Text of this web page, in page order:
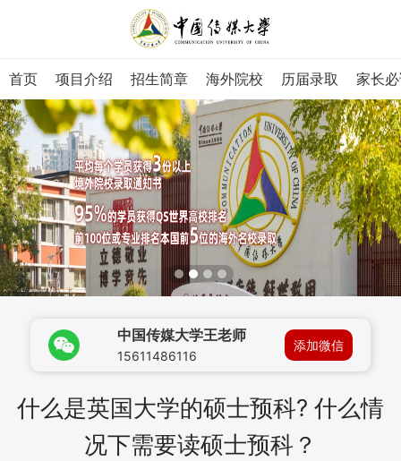
首页 项目介绍 招生简章 海外院校 历届录取 家长
中国传媒大学王老师
15611486116
添加微信
什么是英国大学的硕士预科? 什么情
况下需要读硕士预科？